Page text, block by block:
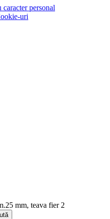
caracter personal
uri